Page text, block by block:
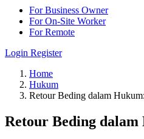
For Business Owner
For On-Site Worker
For Remote
Login Register
Home
Hukum
Retour Beding dalam
Retour Beding